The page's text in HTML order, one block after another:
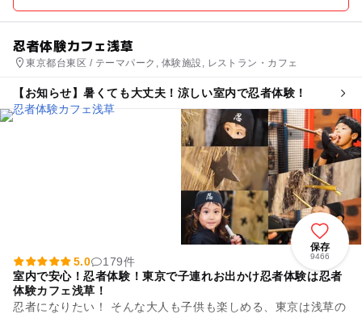
忍者体験カフェ浅草
東京都台東区 / テーマパーク, 体験施設, レストラン・カフェ
【お知らせ】暑くても大丈夫！涼しい室内で忍者体験！
保存
9466
5.0
179件
室内で安心！忍者体験！東京で子連れお出かけ忍者体験は忍者
体験カフェ浅草！
忍者になりたい！ そんな大人も子供も楽しめる、東京は浅草の